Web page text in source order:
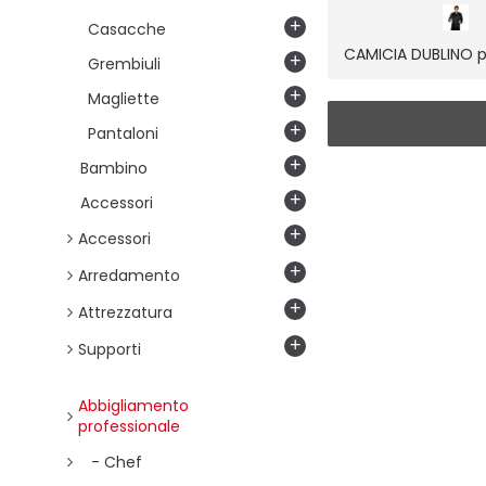
Casacche
+
Grembiuli
+
Magliette
+
Pantaloni
+
Bambino
+
Accessori
+
Accessori
+
Arredamento
+
Attrezzatura
+
Supporti
+
Abbigliamento
professionale
- Chef